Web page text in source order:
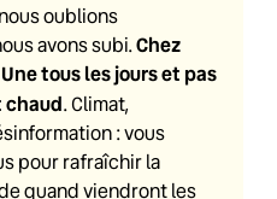
nous oublions
avons subi.Chez
tous les jours et pas
chaud. Climat,
: vous
pour rafraîchir la
quand viendront les